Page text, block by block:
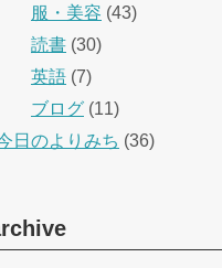
服・美容 (43)
読書 (30)
英語 (7)
ブログ (11)
日のよりみち (36)